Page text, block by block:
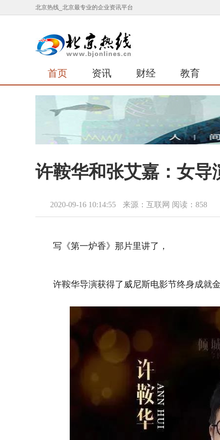
北京热线_北京最专业的企业资讯平台
首页 资讯 财经 教育
许鞍华和张艾嘉：女导
2020-09-16 10:14:55 来源：互联网 阅读：858
写《第一炉香》那片里讲了，
许鞍华导演获得了威尼斯电影节终身成就